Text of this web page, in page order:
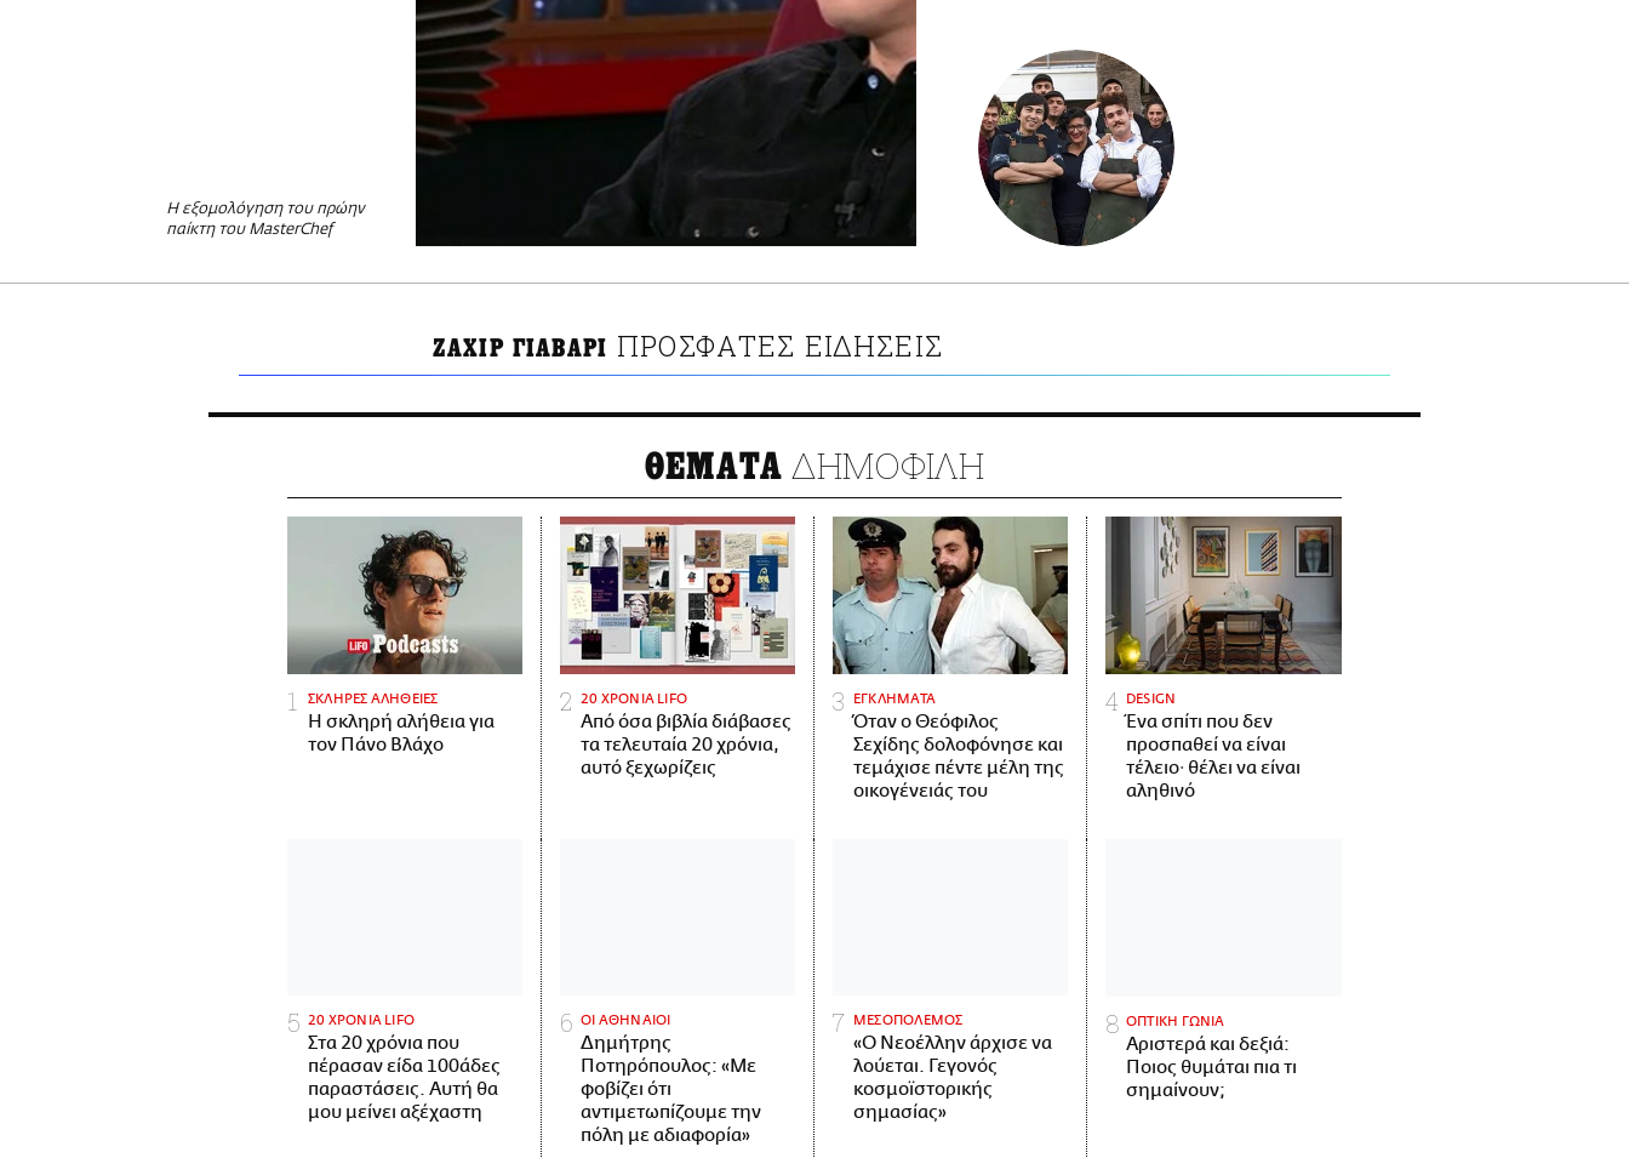
Η εξομολόγηση του πρώην
παίκτη του MasterChef
ΖΑΧΙΡ ΓΙΑΒΑΡΙ ΠΡΟΣΦΑΤΕΣ ΕΙΔΗΣΕΙΣ
ΘΕΜΑΤΑ ΔΗΜΟΦΙΛΗ
ΣΚΛΗΡΕΣ ΑΛΗΘΕΙΕΣ
H σκληρή αλήθεια για
τον Πάνο Βλάχο
20 ΧΡΟΝΙΑ LIFO
Από όσα βιβλία διάβασες
τα τελευταία 20 χρόνια,
αυτό ξεχωρίζεις
ΕΓΚΛΗΜΑΤΑ
Όταν ο Θεόφιλος
Σεχίδης δολοφόνησε και
τεμάχισε πέντε μέλη της
οικογένειάς του
DESIGN
Ένα σπίτι που δεν
προσπαθεί να είναι
τέλειο· θέλει να είναι
αληθινό
20 ΧΡΟΝΙΑ LIFO
Στα 20 χρόνια που
πέρασαν είδα 100άδες
παραστάσεις. Αυτή θα
μου μείνει αξέχαστη
ΟΙ ΑΘΗΝΑΙΟΙ
Δημήτρης
Ποτηρόπουλος: «Με
φοβίζει ότι
αντιμετωπίζουμε την
πόλη με αδιαφορία»
ΜΕΣΟΠΟΛΕΜΟΣ
«Ο Νεοέλλην άρχισε να
λούεται. Γεγονός
κοσμοϊστορικής
σημασίας»
ΟΠΤΙΚΗ ΓΩΝΙΑ
Αριστερά και δεξιά:
Ποιος θυμάται πια τι
σημαίνουν;